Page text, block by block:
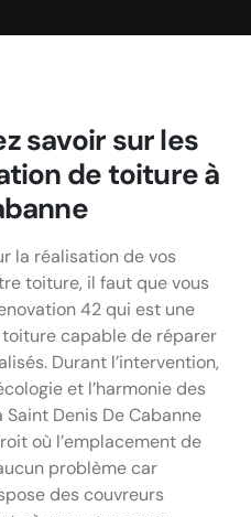
savoir sur les
de toiture à
la réalisation de vos
toiture, il faut que vous
42 qui est une
capable de réparer
Durant l’intervention,
et l’harmonie des
Denis De Cabanne
où l’emplacement de
problème car
des couvreurs